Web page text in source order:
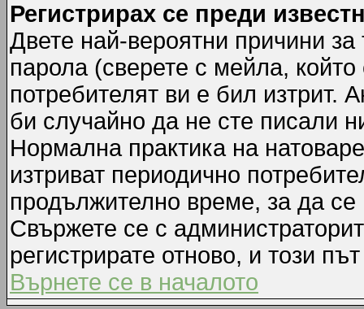
Регистрирах се преди
Двете най-вероятни причини
парола (сверете с мейла,
потребителят ви е бил изтрит.
би случайно да не сте писали
Нормална практика на
изтриват периодично
продължително време, за да
Свържете се с
регистрирате отново, и този
Върнете се в началото